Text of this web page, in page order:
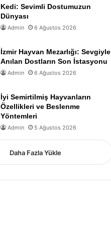
Kedi: Sevimli Dostumuzun
Dünyası
Admin 6 Ağustos 2026
İzmir Hayvan Mezarlığı: Sevgiyle
Anılan Dostların Son İstasyonu
Admin 6 Ağustos 2026
İyi Semirtilmiş Hayvanların
Özellikleri ve Beslenme
Yöntemleri
Admin 5 Ağustos 2026
Daha Fazla Yükle